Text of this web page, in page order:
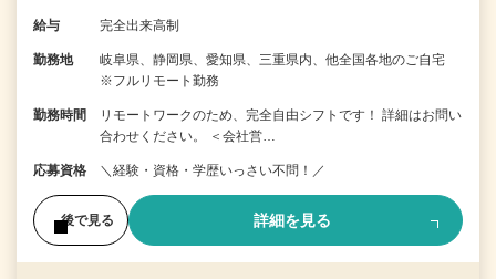
給与 完全出来高制
勤務地
岐阜県、静岡県、愛知県、三重県内、他全国各地のご自宅
※フルリモート勤務
勤務時間
リモートワークのため、完全自由シフトです！ 詳細はお問い
合わせください。 ＜会社営…
応募資格 ＼経験・資格・学歴いっさい不問！／
後で見る 詳細を見る